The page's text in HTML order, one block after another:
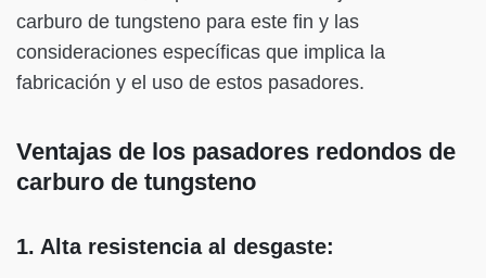
carburo de tungsteno para este fin y las
consideraciones específicas que implica la
fabricación y el uso de estos pasadores.
Ventajas de los pasadores redondos de
carburo de tungsteno
1. Alta resistencia al desgaste: